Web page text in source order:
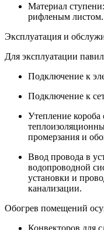
Материал
рифленым листом.
Эксплуатация и
Для эксплуатации
Подключение к
Подключение к
Утепление короба
промерзания и
Ввод провода в
водопроводной
установки и
канализации.
Обогрев помещений
Конвекторов для